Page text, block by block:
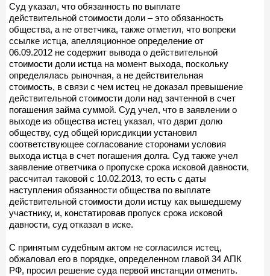
Суд указал, что обязанность по выплате
действительной стоимости доли – это обязанность
общества, а не ответчика, также отметил, что вопреки
ссылке истца, апелляционное определение от
06.09.2012 не содержит вывода о действительной
стоимости доли истца на момент выхода, поскольку
определялась рыночная, а не действительная
стоимость, в связи с чем истец не доказал превышение
действительной стоимости доли над зачтенной в счет
погашения займа суммой. Суд учел, что в заявлении о
выходе из общества истец указал, что дарит долю
обществу, суд общей юрисдикции установил
соответствующее согласование сторонами условия
выхода истца в счет погашения долга. Суд также учел
заявление ответчика о пропуске срока исковой давности,
рассчитал таковой с 10.02.2013, то есть с даты
наступления обязанности общества по выплате
действительной стоимости доли истцу как вышедшему
участнику, и, констатировав пропуск срока исковой
давности, суд отказал в иске.
С принятым судебным актом не согласился истец,
обжаловал его в порядке, определенном главой 34 АПК
РФ, просил решение суда первой инстанции отменить.